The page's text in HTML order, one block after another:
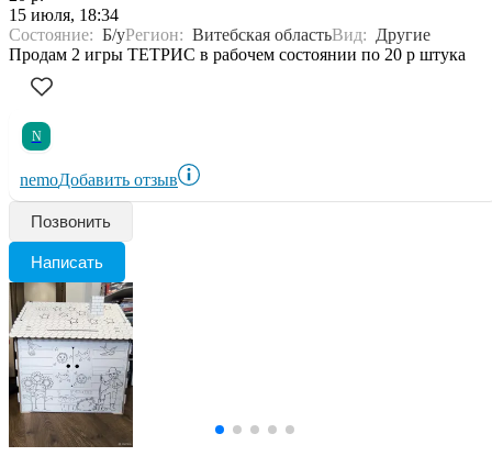
15 июля, 18:34
Состояние: Б/уРегион: Витебская областьВид: Другие
Продам 2 игры ТЕТРИС в рабочем состоянии по 20 р штука
N
nemoДобавить отзыв
Позвонить
Написать